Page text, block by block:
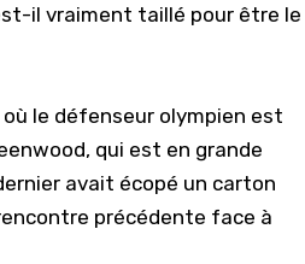
il vraiment taillé pour être le
le défenseur olympien est
qui est en grande
avait écopé un carton
précédente face à